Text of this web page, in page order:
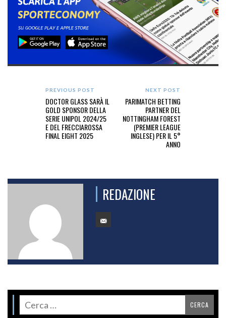
PREVIOUS POST
DOCTOR GLASS SARÀ IL
GOLD SPONSOR DELLA
SERIE UNIPOL 2024/25
E DEL FRECCIAROSSA
FINAL EIGHT 2025
NEXT POST
PARIMATCH BETTING
PARTNER DEL
NOTTINGHAM FOREST
(PREMIER LEAGUE
INGLESE) PER IL 5°
ANNO
REDAZIONE